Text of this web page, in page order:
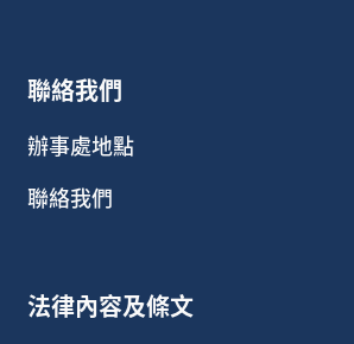
聯絡我們
辦事處地點
聯絡我們
法律內容及條文